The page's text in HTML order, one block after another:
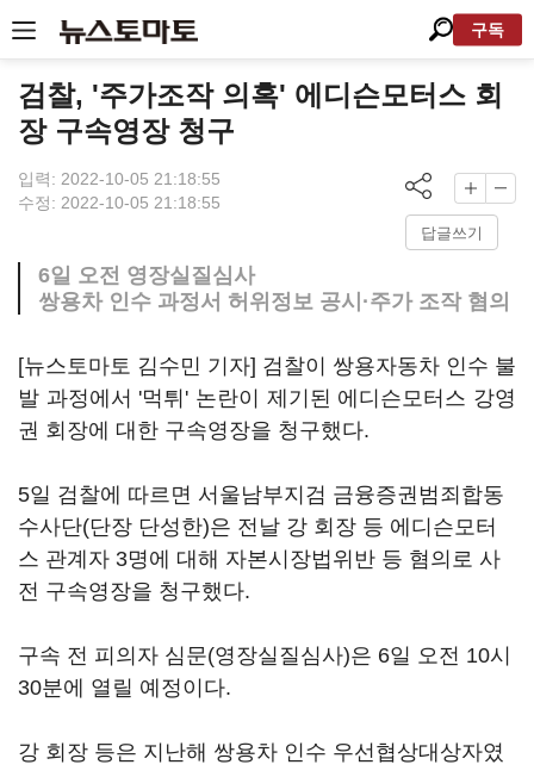
구독
검찰, '주가조작 의혹' 에디슨모터스 회
장 구속영장 청구
입력: 2022-10-05 21:18:55
수정: 2022-10-05 21:18:55
답글쓰기
6일 오전 영장실질심사
쌍용차 인수 과정서 허위정보 공시·주가 조작 혐의
[뉴스토마토 김수민 기자] 검찰이 쌍용자동차 인수 불
발 과정에서 '먹튀' 논란이 제기된 에디슨모터스 강영
권 회장에 대한 구속영장을 청구했다.
5일 검찰에 따르면 서울남부지검 금융증권범죄합동
수사단(단장 단성한)은 전날 강 회장 등 에디슨모터
스 관계자 3명에 대해 자본시장법위반 등 혐의로 사
전 구속영장을 청구했다.
구속 전 피의자 심문(영장실질심사)은 6일 오전 10시
30분에 열릴 예정이다.
강 회장 등은 지난해 쌍용차 인수 우선협상대상자였